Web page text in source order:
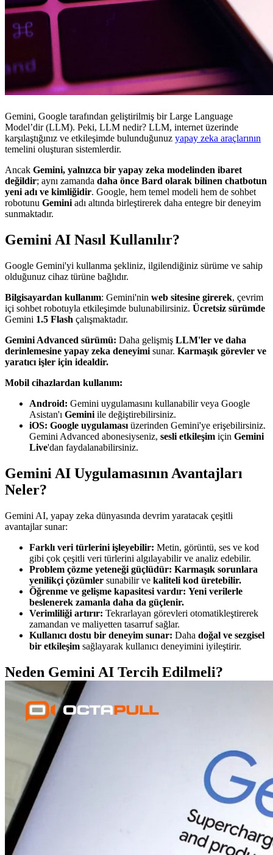
Gemini, Google tarafından geliştirilmiş bir Large Language
Model’dir (LLM). Peki, LLM nedir? LLM, internet üzerinde
karşılaştığınız ve etkileşimde bulunduğunuz yapay zeka araçlarının
temelini oluşturan sistemlerdir.
Ancak Gemini, yalnızca bir yapay zeka modelinden ibaret
değildir; aynı zamanda daha önce Bard olarak bilinen chatbotun
yeni adı ve kimliğidir. Google, hem temel modeli hem de sohbet
robotunu Gemini adı altında birleştirerek daha entegre bir deneyim
sunmaktadır.
Gemini AI Nasıl Kullanılır?
Google Gemini'yi kullanma şekliniz, ilgilendiğiniz sürüme ve sahip
olduğunuz cihaz türüne bağlıdır.
Bilgisayardan kullanım: Gemini'nin web sitesine girerek, çevrim
içi sohbet robotuyla etkileşimde bulunabilirsiniz. Ücretsiz sürümde
Gemini 1.5 Flash çalışmaktadır.
Gemini Advanced sürümü: Daha gelişmiş LLM'ler ve daha
derinlemesine yapay zeka deneyimi sunar. Karmaşık görevler ve
yaratıcı işler için idealdir.
Mobil cihazlardan kullanım:
Android: Gemini uygulamasını kullanabilir veya Google
Asistan'ı Gemini ile değiştirebilirsiniz.
iOS: Google uygulaması üzerinden Gemini'ye erişebilirsiniz.
Gemini Advanced abonesiyseniz, sesli etkileşim için Gemini
Live'dan faydalanabilirsiniz.
Gemini AI Uygulamasının Avantajları
Neler?
Gemini AI, yapay zeka dünyasında devrim yaratacak çeşitli
avantajlar sunar:
Farklı veri türlerini işleyebilir: Metin, görüntü, ses ve kod
gibi çok çeşitli veri türlerini algılayabilir ve analiz edebilir.
Problem çözme yeteneği güçlüdür: Karmaşık sorunlara
yenilikçi çözümler sunabilir ve kaliteli kod üretebilir.
Öğrenme ve gelişme kapasitesi vardır: Yeni verilerle
beslenerek zamanla daha da güçlenir.
Verimliliği artırır: Tekrarlayan görevleri otomatikleştirerek
zamandan ve maliyetten tasarruf sağlar.
Kullanıcı dostu bir deneyim sunar: Daha doğal ve sezgisel
bir etkileşim sağlayarak kullanıcı deneyimini iyileştirir.
Neden Gemini AI Tercih Edilmeli?